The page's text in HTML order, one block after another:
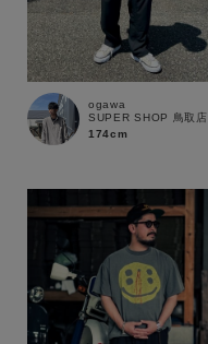
ogawa
SUPER SHOP 鳥取店
174cm